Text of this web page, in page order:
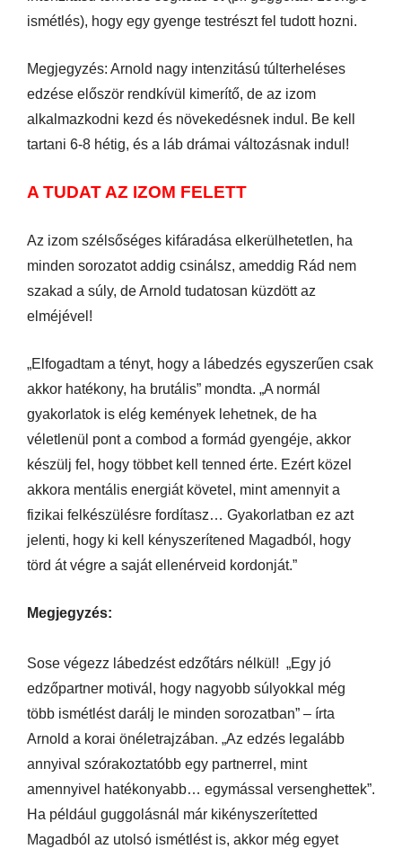
ismétlés), hogy egy gyenge testrészt fel tudott hozni.
Megjegyzés: Arnold nagy intenzitású túlterheléses
edzése először rendkívül kimerítő, de az izom
alkalmazkodni kezd és növekedésnek indul. Be kell
tartani 6-8 hétig, és a láb drámai változásnak indul!
A TUDAT AZ IZOM FELETT
Az izom szélsőséges kifáradása elkerülhetetlen, ha
minden sorozatot addig csinálsz, ameddig Rád nem
szakad a súly, de Arnold tudatosan küzdött az
elméjével!
„Elfogadtam a tényt, hogy a lábedzés egyszerűen csak
akkor hatékony, ha brutális” mondta. „A normál
gyakorlatok is elég kemények lehetnek, de ha
véletlenül pont a combod a formád gyengéje, akkor
készülj fel, hogy többet kell tenned érte. Ezért közel
akkora mentális energiát követel, mint amennyit a
fizikai felkészülésre fordítasz… Gyakorlatban ez azt
jelenti, hogy ki kell kényszerítened Magadból, hogy
törd át végre a saját ellenérveid kordonját.”
Megjegyzés:
Sose végezz lábedzést edzőtárs nélkül! „Egy jó
edzőpartner motivál, hogy nagyobb súlyokkal még
több ismétlést darálj le minden sorozatban” – írta
Arnold a korai önéletrajzában. „Az edzés legalább
annyival szórakoztatóbb egy partnerrel, mint
amennyivel hatékonyabb… egymással versenghettek”.
Ha például guggolásnál már kikényszerítetted
Magadból az utolsó ismétlést is, akkor még egyet